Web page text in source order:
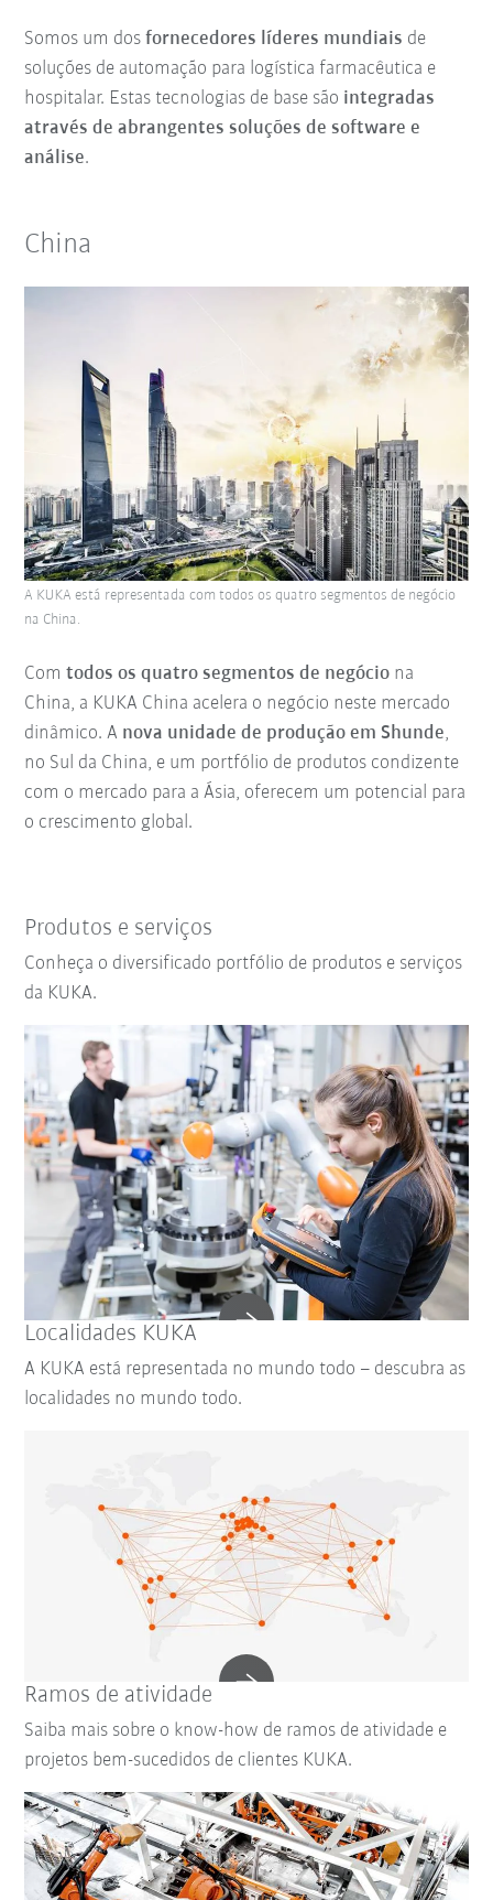
Somos um dosfornecedores líderes mundiais de
soluções de automação para logística farmacêutica e
hospitalar. Estas tecnologias de base são integradas
através de abrangentes soluções de software e
análise.
China
Comtodos os quatro segmentos de negócio na
China, a KUKA China acelera o negócio neste mercado
dinâmico. A nova unidade de produção em Shunde,
no Sul da China, e um portfólio de produtos condizente
com o mercado para a Ásia, oferecem um potencial para
o crescimento global.
A KUKA está representada com todos os quatro segmentos de negócio
na China.
Produtos e serviços
Conheça o diversificado portfólio de produtos e serviços
da KUKA.
Localidades KUKA
A KUKA está representada no mundo todo – descubra as
localidades no mundo todo.
Ramos de atividade
Saiba mais sobre o know-how de ramos de atividade e
projetos bem-sucedidos de clientes KUKA.